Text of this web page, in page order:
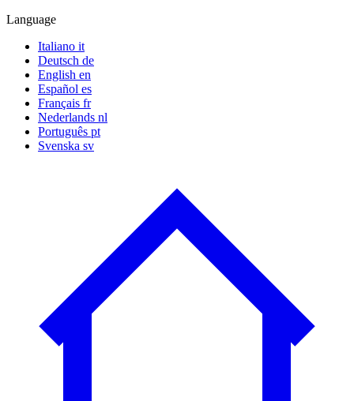
Language
Italiano it
Deutsch de
English en
Español es
Français fr
Nederlands nl
Português pt
Svenska sv